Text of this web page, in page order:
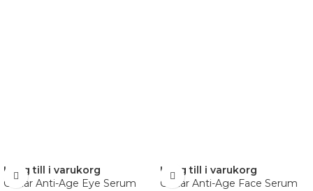
Lägg till i varukorg
Caviar Anti-Age Eye Serum
Lägg till i varukorg
Caviar Anti-Age Face Serum